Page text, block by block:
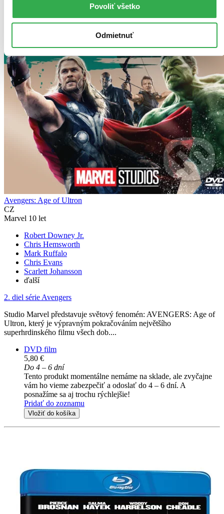
Povoliť všetko
Odmietnuť
Avengers: Age of Ultron
CZ
Marvel 10 let
Robert Downey Jr.
Chris Hemsworth
Mark Ruffalo
Chris Evans
Scarlett Johansson
ďalší
2. diel série Avengers
Studio Marvel představuje světový fenomén: AVENGERS: Age of
Ultron, který je výpravným pokračováním největšího
superhrdinského filmu všech dob....
DVD film
5,80 €
Do 4 – 6 dní
Tento produkt momentálne nemáme na sklade, ale zvyčajne
vám ho vieme zabezpečiť a odoslať do 4 – 6 dní. A
posnažíme sa aj trochu rýchlejšie!
Pridať do zoznamu
Vložiť do košíka